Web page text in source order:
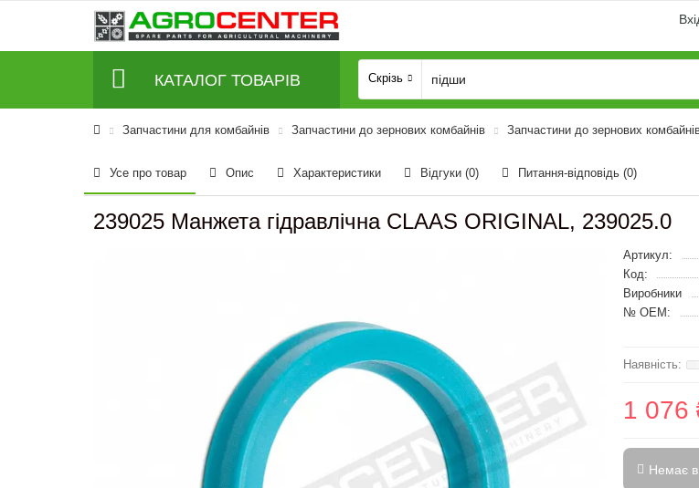
КАТАЛОГ ТОВАРІВ Скрізь
Запчастини для комбайнів Запчастини до зернових комбайнів Запчастини до зернових
Усе про товар Опис Характеристики Відгуки (0) Питання-відповідь (0)
239025 Манжета гідравлічна CLAAS ORIGINAL, 239025.0
Артикул:
Код:
Виробники
№ OEM:
1 076
Немає в